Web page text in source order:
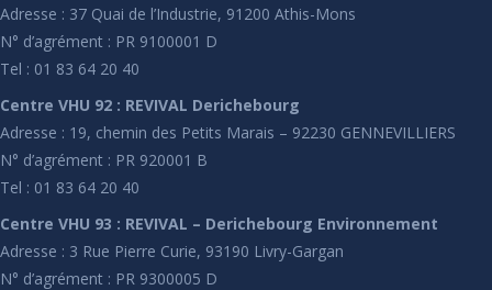
Adresse : 37 Quai de l’Industrie, 91200 Athis-Mons
N° d’agrément : PR 9100001 D
Tel : 01 83 64 20 40
Centre VHU 92 : REVIVAL Derichebourg
Adresse : 19, chemin des Petits Marais – 92230 GENNEVILLIERS
N° d’agrément : PR 920001 B
Tel : 01 83 64 20 40
Centre VHU 93 : REVIVAL – Derichebourg Environnement
Adresse : 3 Rue Pierre Curie, 93190 Livry-Gargan
N° d’agrément : PR 9300005 D